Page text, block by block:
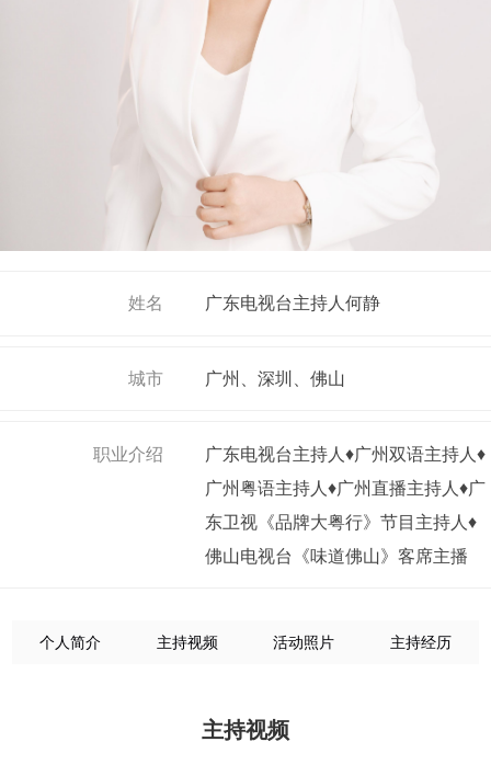
姓名 广东电视台主持人何静
城市 广州、深圳、佛山
职业介绍
广东电视台主持人♦广州双语主持人♦
广州粤语主持人♦广州直播主持人♦广
东卫视《品牌大粤行》节目主持人♦
佛山电视台《味道佛山》客席主播
个人简介 主持视频 活动照片 主持经历
主持视频